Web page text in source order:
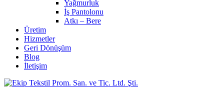
Yağmurluk
İş Pantolonu
Atkı – Bere
Üretim
Hizmetler
Geri Dönüşüm
Blog
İletişim